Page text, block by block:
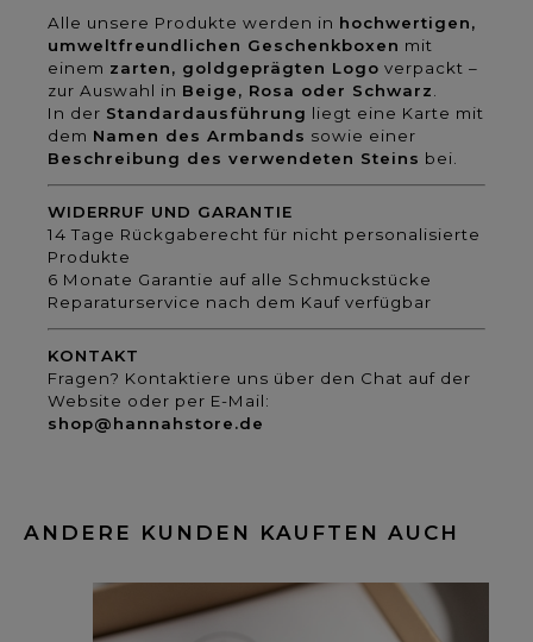
Alle unsere Produkte werden in hochwertigen,
umweltfreundlichen Geschenkboxen mit
einem zarten, goldgeprägten Logo verpackt –
zur Auswahl in Beige, Rosa oder Schwarz
In der Standardausführung liegt eine Karte mit
dem Namen des Armbands sowie einer
Beschreibung des verwendeten Steins bei.
WIDERRUF UND GARANTIE
14 Tage Rückgaberecht für nicht personalisierte
Produkte
6 Monate Garantie auf alle Schmuckstücke
Reparaturservice nach dem Kauf verfügbar
KONTAKT
Fragen? Kontaktiere uns über den Chat auf der
Website oder per E-Mail:
shop@hannahstore.de
ANDERE KUNDEN KAUFTEN AUCH